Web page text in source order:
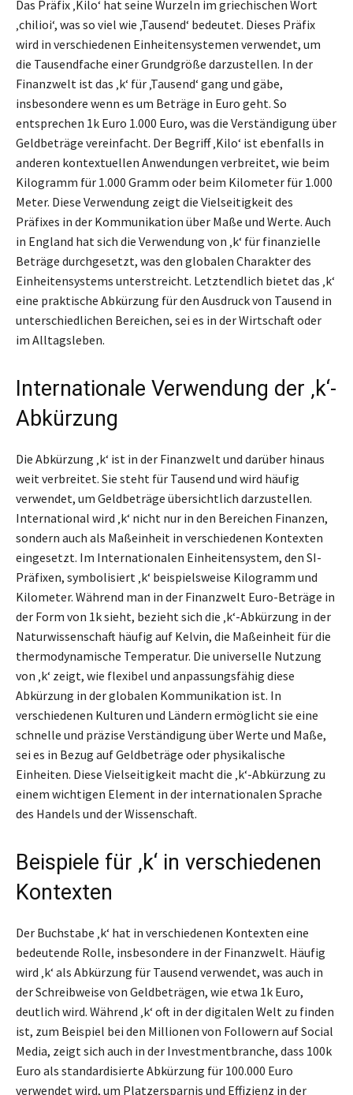
Das Präfix ‚Kilo‘ hat seine Wurzeln im griechischen Wort
‚chilioi‘, was so viel wie ‚Tausend‘ bedeutet. Dieses Präfix
wird in verschiedenen Einheitensystemen verwendet, um
die Tausendfache einer Grundgröße darzustellen. In der
Finanzwelt ist das ‚k‘ für ‚Tausend‘ gang und gäbe,
insbesondere wenn es um Beträge in Euro geht. So
entsprechen 1k Euro 1.000 Euro, was die Verständigung über
Geldbeträge vereinfacht. Der Begriff ‚Kilo‘ ist ebenfalls in
anderen kontextuellen Anwendungen verbreitet, wie beim
Kilogramm für 1.000 Gramm oder beim Kilometer für 1.000
Meter. Diese Verwendung zeigt die Vielseitigkeit des
Präfixes in der Kommunikation über Maße und Werte. Auch
in England hat sich die Verwendung von ‚k‘ für finanzielle
Beträge durchgesetzt, was den globalen Charakter des
Einheitensystems unterstreicht. Letztendlich bietet das ‚k‘
eine praktische Abkürzung für den Ausdruck von Tausend in
unterschiedlichen Bereichen, sei es in der Wirtschaft oder
im Alltagsleben.
Internationale Verwendung der ‚k‘-
Abkürzung
Die Abkürzung ‚k‘ ist in der Finanzwelt und darüber hinaus
weit verbreitet. Sie steht für Tausend und wird häufig
verwendet, um Geldbeträge übersichtlich darzustellen.
International wird ‚k‘ nicht nur in den Bereichen Finanzen,
sondern auch als Maßeinheit in verschiedenen Kontexten
eingesetzt. Im Internationalen Einheitensystem, den SI-
Präfixen, symbolisiert ‚k‘ beispielsweise Kilogramm und
Kilometer. Während man in der Finanzwelt Euro-Beträge in
der Form von 1k sieht, bezieht sich die ‚k‘-Abkürzung in der
Naturwissenschaft häufig auf Kelvin, die Maßeinheit für die
thermodynamische Temperatur. Die universelle Nutzung
von ‚k‘ zeigt, wie flexibel und anpassungsfähig diese
Abkürzung in der globalen Kommunikation ist. In
verschiedenen Kulturen und Ländern ermöglicht sie eine
schnelle und präzise Verständigung über Werte und Maße,
sei es in Bezug auf Geldbeträge oder physikalische
Einheiten. Diese Vielseitigkeit macht die ‚k‘-Abkürzung zu
einem wichtigen Element in der internationalen Sprache
des Handels und der Wissenschaft.
Beispiele für ‚k‘ in verschiedenen
Kontexten
Der Buchstabe ‚k‘ hat in verschiedenen Kontexten eine
bedeutende Rolle, insbesondere in der Finanzwelt. Häufig
wird ‚k‘ als Abkürzung für Tausend verwendet, was auch in
der Schreibweise von Geldbeträgen, wie etwa 1k Euro,
deutlich wird. Während ‚k‘ oft in der digitalen Welt zu finden
ist, zum Beispiel bei den Millionen von Followern auf Social
Media, zeigt sich auch in der Investmentbranche, dass 100k
Euro als standardisierte Abkürzung für 100.000 Euro
verwendet wird, um Platzersparnis und Effizienz in der